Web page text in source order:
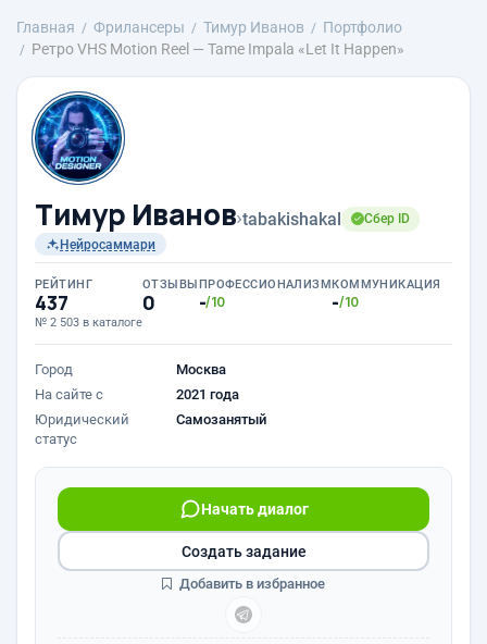
Главная Фрилансеры Тимур Иванов
Портфолио
Ретро VHS Motion Reel — Tame Impala «Let It Happen»
Тимур Иванов›tabakishakal
Сбер ID
Нейросаммари
РЕЙТИНГ
437
№ 2 503 в каталоге
ОТЗЫВЫ
0
ПРОФЕССИОНАЛИЗМ
-/10
КОММУНИКАЦИЯ
-/10
Город
Москва
На сайте с
2021 года
Юридический
статус
Самозанятый
Начать диалог
Создать задание
Добавить в избранное